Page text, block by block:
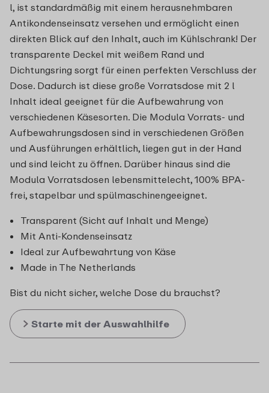
l, ist standardmäßig mit einem herausnehmbaren
Antikondenseinsatz versehen und ermöglicht einen
direkten Blick auf den Inhalt, auch im Kühlschrank! Der
transparente Deckel mit weißem Rand und
Dichtungsring sorgt für einen perfekten Verschluss der
Dose. Dadurch ist diese große Vorratsdose mit 2 l
Inhalt ideal geeignet für die Aufbewahrung von
verschiedenen Käsesorten. Die Modula Vorrats- und
Aufbewahrungsdosen sind in verschiedenen Größen
und Ausführungen erhältlich, liegen gut in der Hand
und sind leicht zu öffnen. Darüber hinaus sind die
Modula Vorratsdosen lebensmittelecht, 100% BPA-
frei, stapelbar und spülmaschinengeeignet.
Transparent (Sicht auf Inhalt und Menge)
Mit Anti-Kondenseinsatz
Ideal zur Aufbewahrtung von Käse
Made in The Netherlands
Bist du nicht sicher, welche Dose du brauchst?
Starte mit der Auswahlhilfe